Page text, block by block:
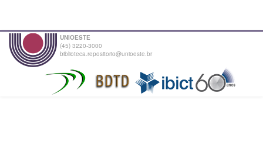
UNIOESTE
(45) 3220-3000
biblioteca.repositorio@unioeste.br